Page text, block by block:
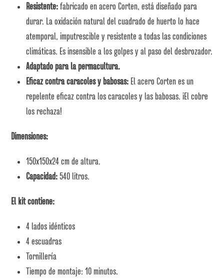
Resistente: fabricado en acero Corten, está diseñado para
durar. La oxidación natural del cuadrado de huerto lo hace
atemporal, imputrescible y resistente a todas las condiciones
climáticas. Es insensible a los golpes y al paso del desbrozador.
Adaptado para la permacultura.
Eficaz contra caracoles y babosas: El acero Corten es un
repelente eficaz contra los caracoles y las babosas. ¡El cobre
los rechaza!
Dimensiones:
150x150x24 cm de altura.
Capacidad: 540 litros.
El kit contiene:
4 lados idénticos
4 escuadras
Tornillería
Tiempo de montaje: 10 minutos.